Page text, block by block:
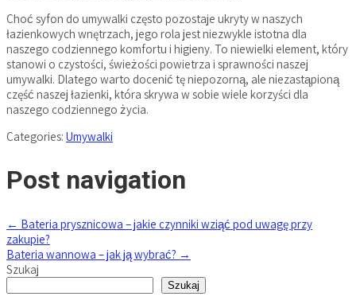
Choć syfon do umywalki często pozostaje ukryty w naszych
łazienkowych wnętrzach, jego rola jest niezwykle istotna dla
naszego codziennego komfortu i higieny. To niewielki element, który
stanowi o czystości, świeżości powietrza i sprawności naszej
umywalki. Dlatego warto docenić tę niepozorną, ale niezastąpioną
część naszej łazienki, która skrywa w sobie wiele korzyści dla
naszego codziennego życia.
Categories: Umywalki
Post navigation
← Bateria prysznicowa – jakie czynniki wziąć pod uwagę przy
zakupie?
Bateria wannowa – jak ją wybrać? →
Szukaj
Szukaj